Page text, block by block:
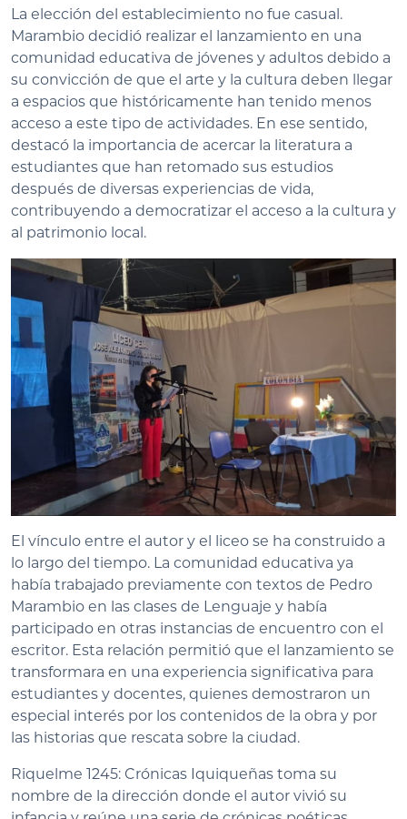
La elección del establecimiento no fue casual.
Marambio decidió realizar el lanzamiento en una
comunidad educativa de jóvenes y adultos debido a
su convicción de que el arte y la cultura deben llegar
a espacios que históricamente han tenido menos
acceso a este tipo de actividades. En ese sentido,
destacó la importancia de acercar la literatura a
estudiantes que han retomado sus estudios
después de diversas experiencias de vida,
contribuyendo a democratizar el acceso a la cultura y
al patrimonio local.
El vínculo entre el autor y el liceo se ha construido a
lo largo del tiempo. La comunidad educativa ya
había trabajado previamente con textos de Pedro
Marambio en las clases de Lenguaje y había
participado en otras instancias de encuentro con el
escritor. Esta relación permitió que el lanzamiento se
transformara en una experiencia significativa para
estudiantes y docentes, quienes demostraron un
especial interés por los contenidos de la obra y por
las historias que rescata sobre la ciudad.
Riquelme 1245: Crónicas Iquiqueñas toma su
nombre de la dirección donde el autor vivió su